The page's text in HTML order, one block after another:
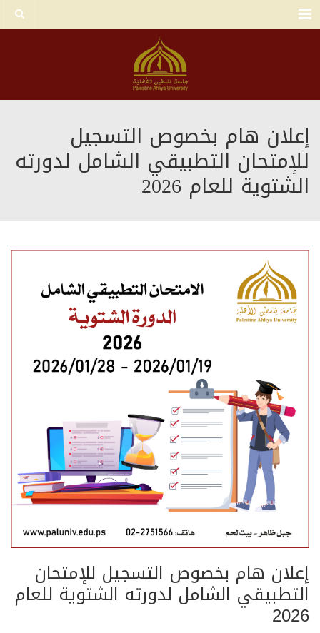
Menu
إعلان هام بخصوص التسجيل
للإمتحان التطبيقي الشامل لدورته
الشتوية للعام 2026
إعلان هام بخصوص التسجيل للإمتحان
التطبيقي الشامل لدورته الشتوية للعام
2026